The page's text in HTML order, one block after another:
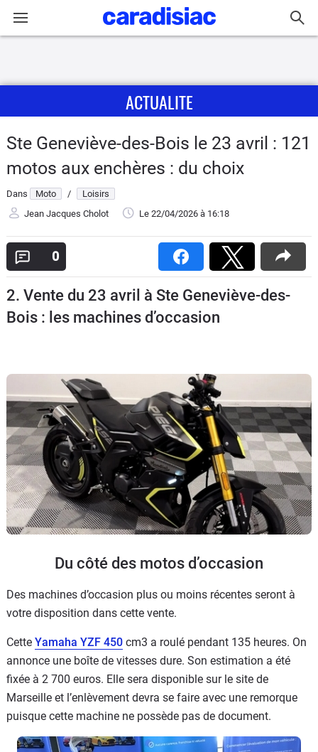
Actu
Essais
Equipement
Avis
Scooters
Services
Auto
ACTUALITE
Ste Geneviève-des-Bois le 23 avril : 121
motos aux enchères : du choix
Dans Moto /
Loisirs
Jean Jacques Cholot
Le 22/04/2026 à 16:18
0
2. Vente du 23 avril à Ste Geneviève-des-
Bois : les machines d’occasion
Du côté des motos d’occasion
Des machines d’occasion plus ou moins récentes seront à
votre disposition dans cette vente.
Cette Yamaha YZF 450 cm3 a roulé pendant 135 heures. On
annonce une boîte de vitesses dure. Son estimation a été
fixée à 2 700 euros. Elle sera disponible sur le site de
Marseille et l’enlèvement devra se faire avec une remorque
puisque cette machine ne possède pas de document.